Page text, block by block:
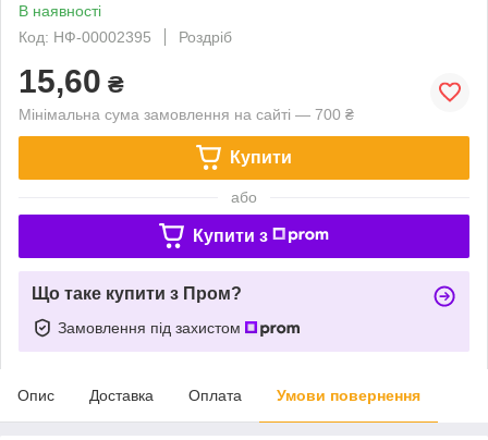
В наявності
Код: НФ-00002395
Роздріб
15,60 ₴
Мінімальна сума замовлення на сайті — 700 ₴
Купити
або
Купити з
Що таке купити з Пром?
Замовлення під захистом
Опис Доставка Оплата Умови повернення